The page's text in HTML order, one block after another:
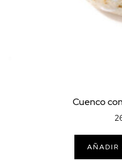
Cuenco
AÑADIR